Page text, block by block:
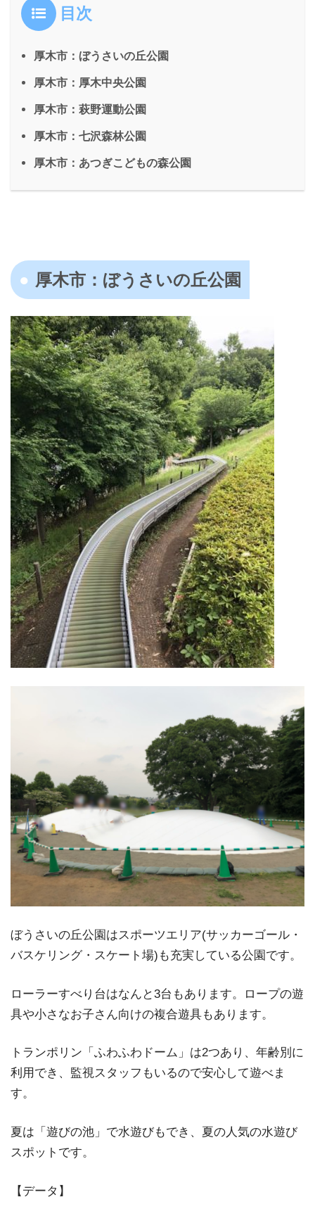
目次
厚木市：ぼうさいの丘公園
厚木市：厚木中央公園
厚木市：萩野運動公園
厚木市：七沢森林公園
厚木市：あつぎこどもの森公園
厚木市：ぼうさいの丘公園
ぼうさいの丘公園はスポーツエリア(サッカーゴール・
バスケリング・スケート場)も充実している公園です。
ローラーすべり台はなんと3台もあります。ロープの遊
具や小さなお子さん向けの複合遊具もあります。
トランポリン「ふわふわドーム」は2つあり、年齢別に
利用でき、監視スタッフもいるので安心して遊べま
す。
夏は「遊びの池」で水遊びもでき、夏の人気の水遊び
スポットです。
【データ】